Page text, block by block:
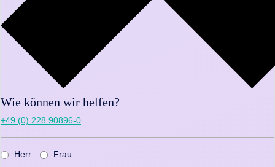
Wie können wir helfen?
+49 (0) 228 90896-0
Herr Frau